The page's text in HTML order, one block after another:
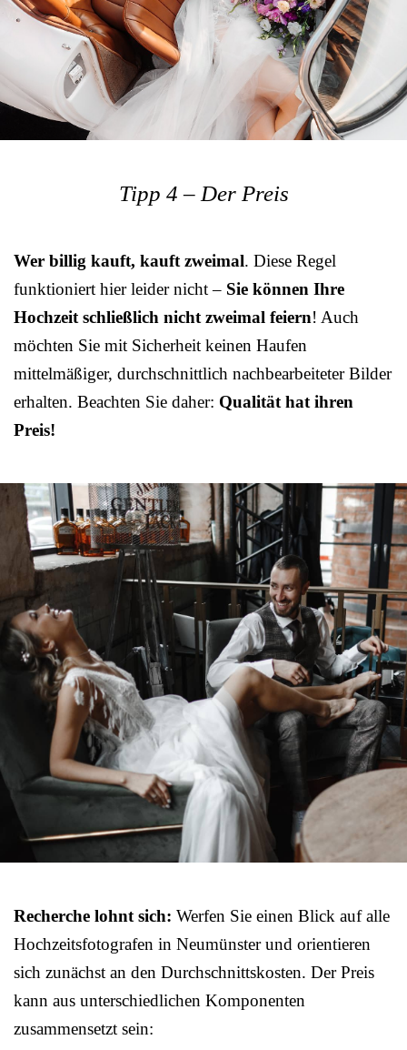
Tipp 4 – Der Preis
Wer billig kauft, kauft zweimal. Diese Regel
funktioniert hier leider nicht – Sie können Ihre
Hochzeit schließlich nicht zweimal feiern! Auch
möchten Sie mit Sicherheit keinen Haufen
mittelmäßiger, durchschnittlich nachbearbeiteter Bilder
erhalten. Beachten Sie daher: Qualität hat ihren
Preis!
Recherche lohnt sich: Werfen Sie einen Blick auf alle
Hochzeitsfotografen in Neumünster und orientieren
sich zunächst an den Durchschnittskosten. Der Preis
kann aus unterschiedlichen Komponenten
zusammensetzt sein: